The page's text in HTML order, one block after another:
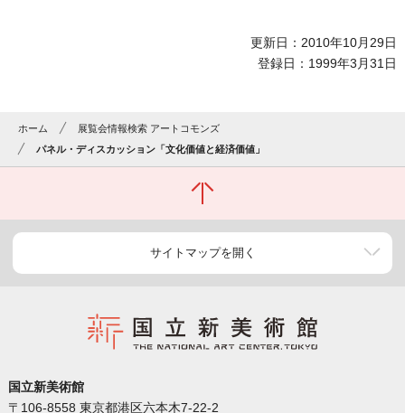
更新日：2010年10月29日
登録日：1999年3月31日
ホーム
展覧会情報検索 アートコモンズ
パネル・ディスカッション「文化価値と経済価値」
サイトマップを開く
国立新美術館
〒106-8558 東京都港区六本木7-22-2